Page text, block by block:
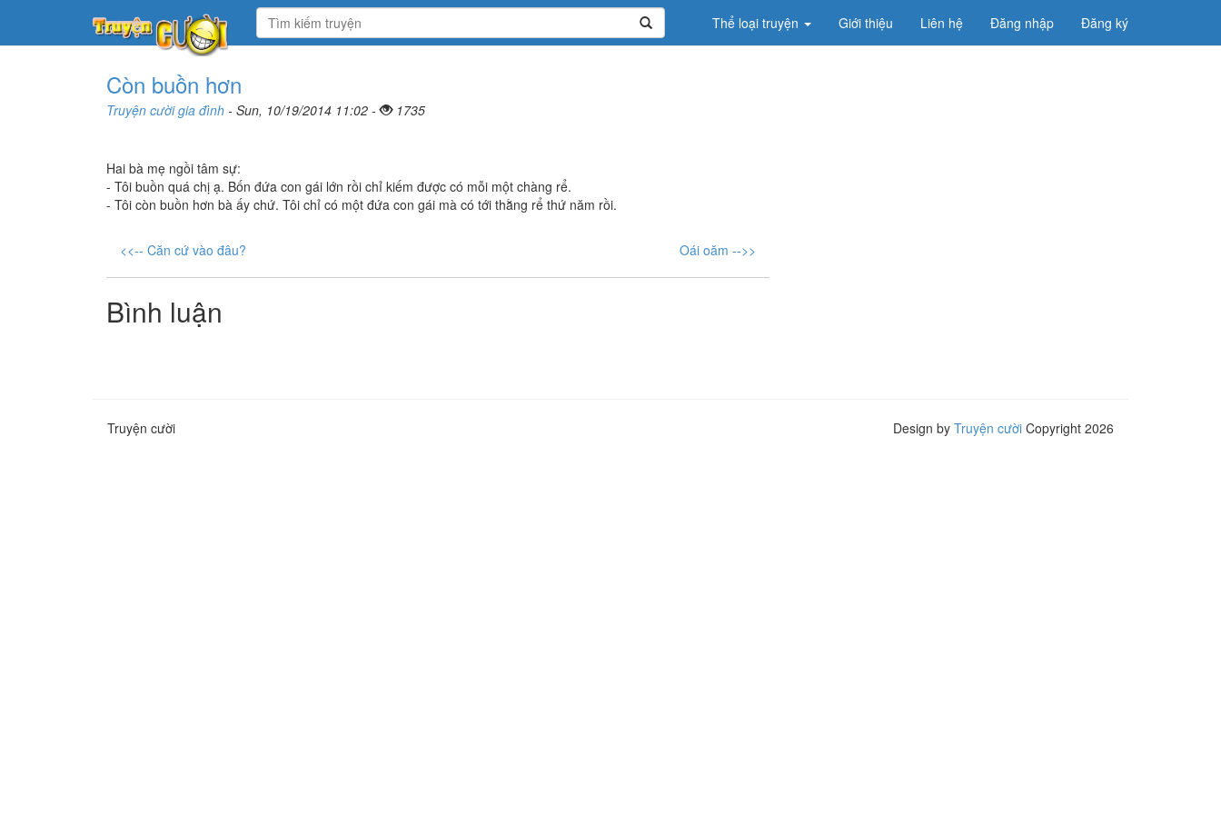
Thể loại truyện Giới thiệu Liên hệ Đăng nhập Đăng ký
Còn buồn hơn
Truyện cười gia đình - Sun, 10/19/2014 11:02 - 1735
Hai bà mẹ ngồi tâm sự:
- Tôi buồn quá chị ạ. Bốn đứa con gái lớn rồi chỉ kiếm được có mỗi một chàng rể.
- Tôi còn buồn hơn bà ấy chứ. Tôi chỉ có một đứa con gái mà có tới thằng rể thứ năm rồi.
<<-- Căn cứ vào đâu? Oái oăm -->>
Bình luận
Truyện cười Design by Truyện cười Copyright 2026